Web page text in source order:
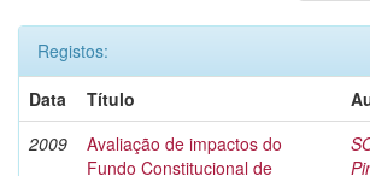
Registos:
Data
Título
2009
Avaliação de impactos do
Fundo Constitucional de